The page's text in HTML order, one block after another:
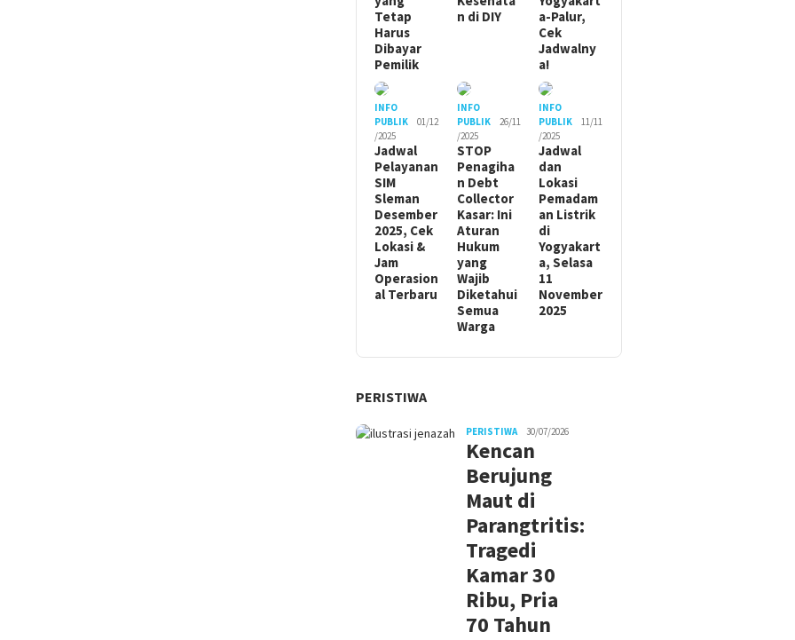
Tetap
Harus
Dibayar
Pemilik
n di DIY
a-Palur,
Cek
Jadwalny
a!
INFO
PUBLIK
01/12
/2025
Jadwal
Pelayanan
SIM
Sleman
Desember
2025, Cek
Lokasi &
Jam
Operasion
al Terbaru
INFO
PUBLIK
26/11
/2025
STOP
Penagiha
n Debt
Collector
Kasar: Ini
Aturan
Hukum
yang
Wajib
Diketahui
Semua
Warga
INFO
PUBLIK
11/11
/2025
Jadwal
dan
Lokasi
Pemadam
an Listrik
di
Yogyakart
a, Selasa
11
November
2025
PERISTIWA
PERISTIWA 30/07/2026
Kencan
Berujung
Maut di
Parangtritis:
Tragedi
Kamar 30
Ribu, Pria
70 Tahun